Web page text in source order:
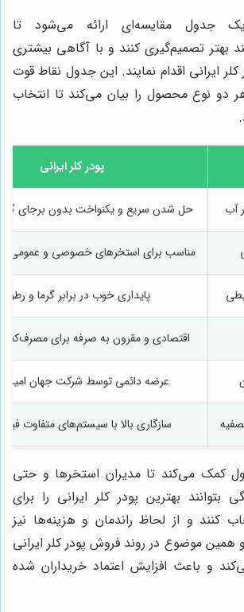
مقایسه‌ای ارائه می‌شود تا
بهتر تصمیم‌گیری کنند و با آگاهی بیشتری
ایرانی اقدام نمایند. این جدول نقاط قوت
دو نوع محصول را بیان می‌کند تا انتخاب
پودر کلر ایرانی
آب حل شدن سریع و یکنواخت بدون برجای
مناسب برای استخرهای خصوصی و عمومی
پایداری خوب در برابر گرما و
اقتصادی و مقرون به صرفه برای
عرضه دائمی توسط شرکت جهان امید
سازگاری بالا با سیستم‌های متفاوت
کمک می‌کند تا مدیران استخرها و حتی
بتوانند بهترین پودر کلر ایرانی را برای
کنند و از لحاظ راندمان و هزینه‌ها نیز
و همین موضوع در روند فروش پودر کلر ایرانی
و باعث افزایش اعتماد خریداران شده